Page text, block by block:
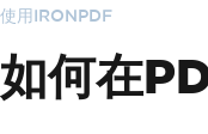
使用IRONPDF
如何在